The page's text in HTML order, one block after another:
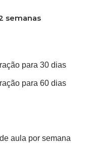
semanas
para 30 dias
para 60 dias
aula por semana